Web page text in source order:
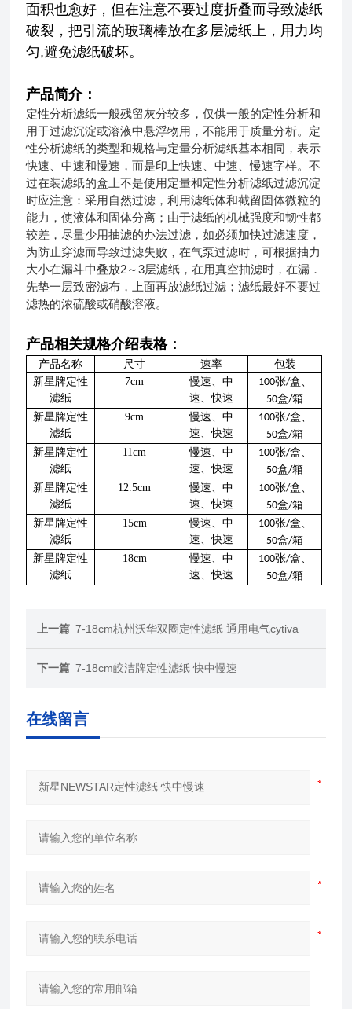
面积也愈好，但在注意不要过度折叠而导致滤纸
破裂，把引流的玻璃棒放在多层滤纸上，用力均
匀,避免滤纸破坏。
产品简介：
定性分析滤纸一般残留灰分较多，仅供一般的定性分析和
用于过滤沉淀或溶液中悬浮物用，不能用于质量分析。定
性分析滤纸的类型和规格与定量分析滤纸基本相同，表示
快速、中速和慢速，而是印上快速、中速、慢速字样。不
过在装滤纸的盒上不是使用定量和定性分析滤纸过滤沉淀
时应注意：采用自然过滤，利用滤纸体和截留固体微粒的
能力，使液体和固体分离；由于滤纸的机械强度和韧性都
较差，尽量少用抽滤的办法过滤，如必须加快过滤速度，
为防止穿滤而导致过滤失败，在气泵过滤时，可根据抽力
大小在漏斗中叠放2～3层滤纸，在用真空抽滤时，在漏．
先垫一层致密滤布，上面再放滤纸过滤；滤纸最好不要过
滤热的浓硫酸或硝酸溶液。
产品相关规格介绍表格：
产品名称 尺寸 速率
包装
新星牌定性
滤纸
7cm
慢速、中
速、快速
100张/盒、
50盒/箱
新星牌定性
滤纸
9cm
慢速、中
速、快速
100张/盒、
50盒/箱
新星牌定性
滤纸
11cm
慢速、中
速、快速
100张/盒、
50盒/箱
新星牌定性
滤纸
12.5cm
慢速、中
速、快速
100张/盒、
50盒/箱
新星牌定性
滤纸
15cm
慢速、中
速、快速
100张/盒、
50盒/箱
新星牌定性
滤纸
18cm
慢速、中
速、快速
100张/盒、
50盒/箱
上一篇 7-18cm杭州沃华双圈定性滤纸 通用电气cytiva
下一篇 7-18cm皎洁牌定性滤纸 快中慢速
在线留言